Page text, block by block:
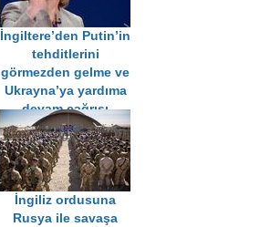
İngiltere’den Putin’in
tehditlerini
görmezden gelme ve
Ukrayna’ya yardıma
devam çağrısı
İngiliz ordusuna
Rusya ile savaşa